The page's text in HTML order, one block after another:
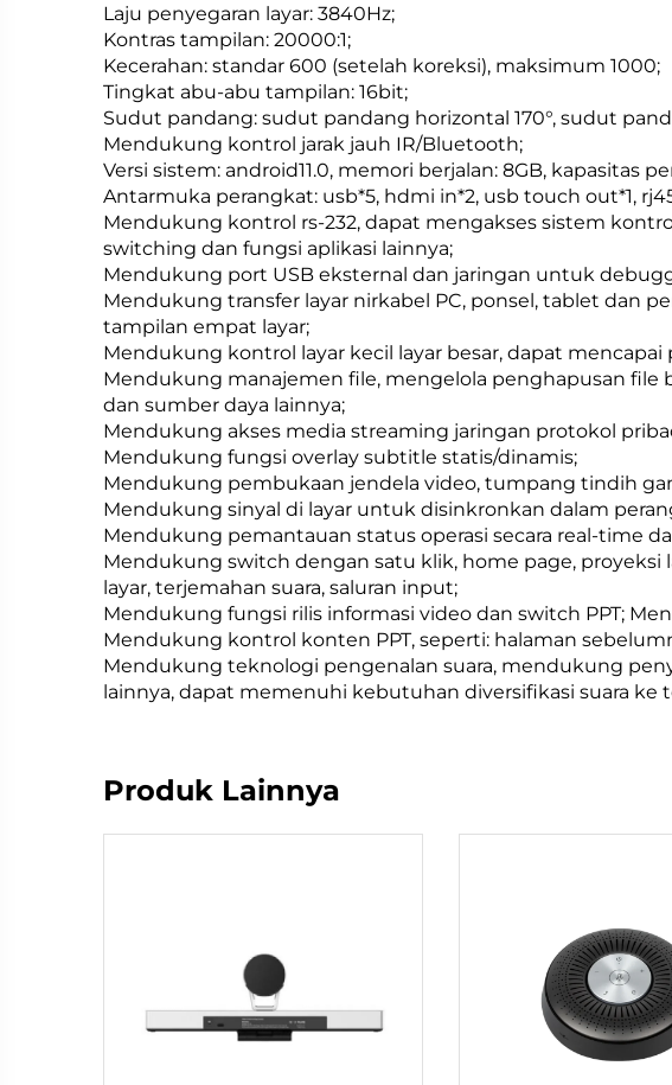
Laju penyegaran layar: 3840Hz;
Kontras tampilan: 20000:1;
Kecerahan: standar 600 (setelah koreksi), maksimum 1000;
Tingkat abu-abu tampilan: 16bit;
Sudut pandang: sudut pandang horizontal 170°, sudut
Mendukung kontrol jarak jauh IR/Bluetooth;
Versi sistem: android11.0, memori berjalan: 8GB,
Antarmuka perangkat: usb*5, hdmi in*2, usb touch out*1,
Mendukung kontrol rs-232, dapat mengakses sistem
switching dan fungsi aplikasi lainnya;
Mendukung port USB eksternal dan jaringan untuk
Mendukung transfer layar nirkabel PC, ponsel, tablet dan
tampilan empat layar;
Mendukung kontrol layar kecil layar besar, dapat
Mendukung manajemen file, mengelola penghapusan file
dan sumber daya lainnya;
Mendukung akses media streaming jaringan protokol
Mendukung fungsi overlay subtitle statis/dinamis;
Mendukung pembukaan jendela video, tumpang tindih
Mendukung sinyal di layar untuk disinkronkan dalam
Mendukung pemantauan status operasi secara real-time
Mendukung switch dengan satu klik, home page, proyeksi
layar, terjemahan suara, saluran input;
Mendukung fungsi rilis informasi video dan switch PPT;
Mendukung kontrol konten PPT, seperti: halaman
Mendukung teknologi pengenalan suara, mendukung
lainnya, dapat memenuhi kebutuhan diversifikasi suara
Produk Lainnya